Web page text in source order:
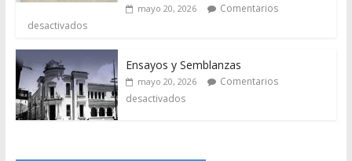
mayo 20, 2026
Comentarios
desactivados
Ensayos y Semblanzas
mayo 20, 2026
Comentarios
desactivados